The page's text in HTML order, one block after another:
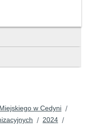
w Cedyni /
/ 2024 /